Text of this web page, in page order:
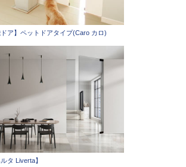
ドア】ペットドアタイプ(Caro カロ)
ルタ Liverta】